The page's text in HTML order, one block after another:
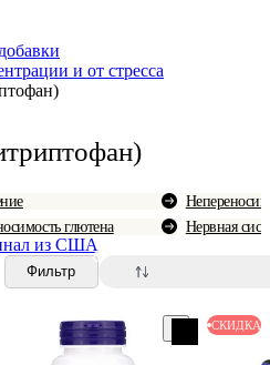
и от стресса
глютена
Нервная
из США
Фильтр
0
СКИДКА